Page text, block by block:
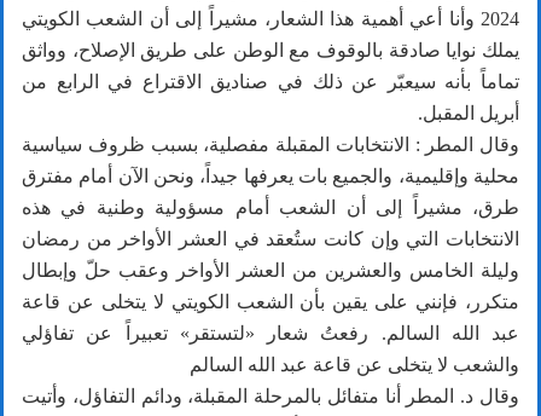
2024 وأنا أعي أهمية هذا الشعار، مشيراً إلى أن الشعب الكويتي
يملك نوايا صادقة بالوقوف مع الوطن على طريق الإصلاح، وواثق
تماماً بأنه سيعبّر عن ذلك في صناديق الاقتراع في الرابع من
أبريل المقبل.
وقال المطر : الانتخابات المقبلة مفصلية، بسبب ظروف سياسية
محلية وإقليمية، والجميع بات يعرفها جيداً، ونحن الآن أمام مفترق
طرق، مشيراً إلى أن الشعب أمام مسؤولية وطنية في هذه
الانتخابات التي وإن كانت ستُعقد في العشر الأواخر من رمضان
وليلة الخامس والعشرين من العشر الأواخر وعقب حلّ وإبطال
متكرر، فإنني على يقين بأن الشعب الكويتي لا يتخلى عن قاعة
عبد الله السالم. رفعتُ شعار «لتستقر» تعبيراً عن تفاؤلي
والشعب لا يتخلى عن قاعة عبد الله السالم
وقال د. المطر أنا متفائل بالمرحلة المقبلة، ودائم التفاؤل، وأتيت